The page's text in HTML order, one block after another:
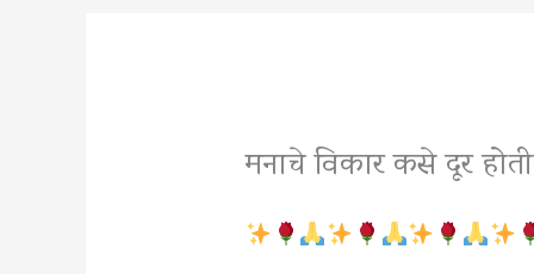
मनाचे विकार कसे दूर